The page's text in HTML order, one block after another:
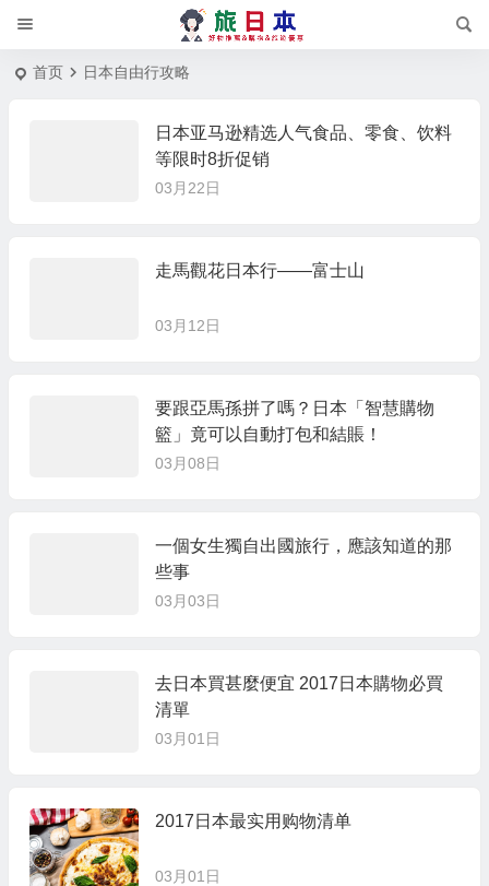
首页 日本自由行攻略
日本亚马逊精选人气食品、零食、饮料
等限时8折促销
03月22日
走馬觀花日本行——富士山
03月12日
要跟亞馬孫拼了嗎？日本「智慧購物
籃」竟可以自動打包和結賬！
03月08日
一個女生獨自出國旅行，應該知道的那
些事
03月03日
去日本買甚麼便宜 2017日本購物必買
清單
03月01日
2017日本最实用购物清单
03月01日